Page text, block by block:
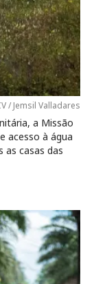
/ Jemsil Valladares
a Missão
acesso à água
casas das